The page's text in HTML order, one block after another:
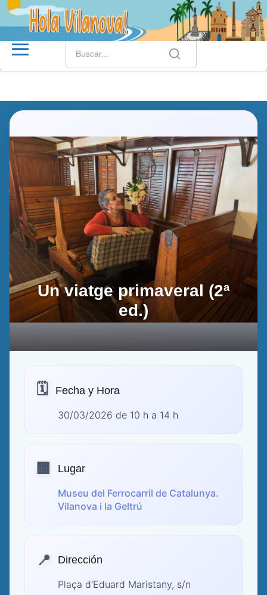
Un viatge primaveral (2ª
ed.)
🗓️ Fecha y Hora
30/03/2026 de 10 h a 14 h
🏢 Lugar
Museu del Ferrocarril de Catalunya.
Vilanova i la Geltrú
📍 Dirección
Plaça d'Eduard Maristany, s/n